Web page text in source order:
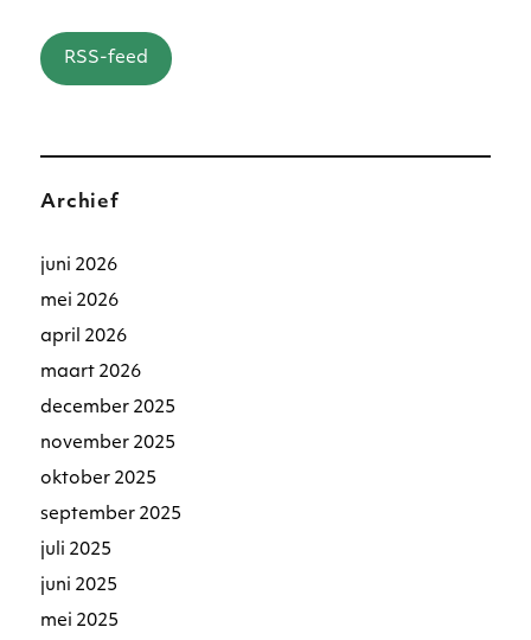
RSS-feed
Archief
juni 2026
mei 2026
april 2026
maart 2026
december 2025
november 2025
oktober 2025
september 2025
juli 2025
juni 2025
mei 2025